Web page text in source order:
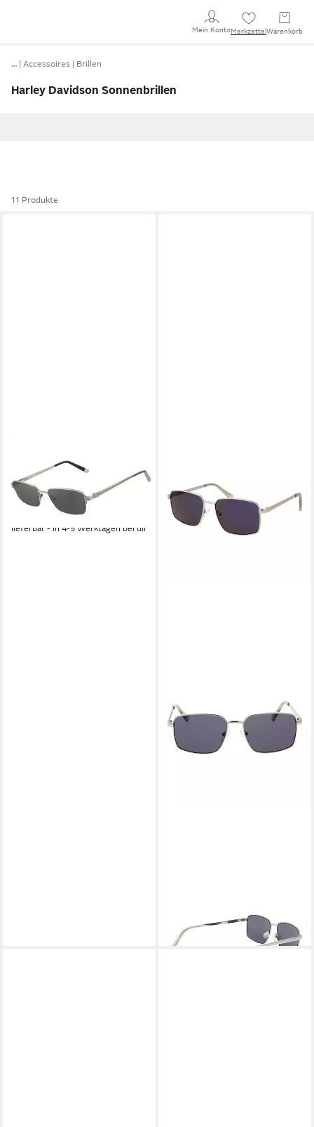
Mein KontoMerkzettel Warenkorb
… Accessoires Brillen
Harley Davidson Sonnenbrillen
11 Produkte
Sonnenbrille HD0704-52BLK
Halbrand Gestell aus Metall
99,99 € UVP 250,00 €
lieferbar - in 4-5 Werktagen bei dir
lieferbar - in 2-3 Werktagen bei dir